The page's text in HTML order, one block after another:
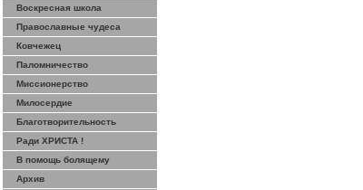
Воскресная школа
Православные чудеса
Ковчежец
Паломничество
Миссионерство
Милосердие
Благотворительность
Ради ХРИСТА !
В помощь болящему
Архив